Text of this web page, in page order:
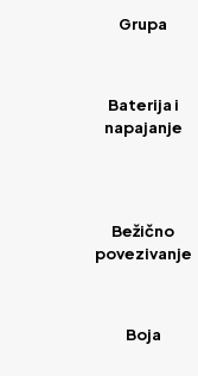
Grupa
Baterija i
napajanje
Bežično
povezivanje
Boja